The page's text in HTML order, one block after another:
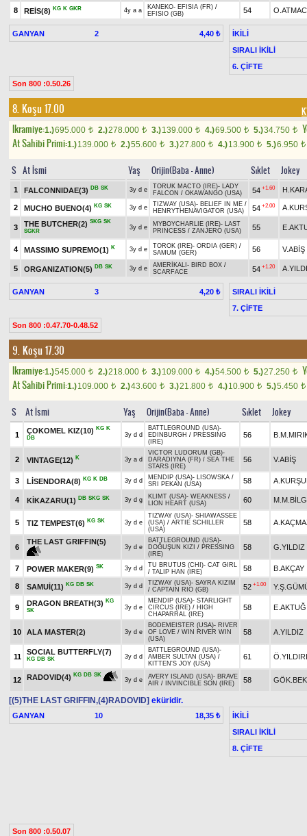
8 REİS(8) KG K GKR 4y a a KANEKO- EFISIA (FR) /
EFISIO (GB)
54
GANYAN 2 4,40 ₺
İKİLİ
SIRALI İKİLİ
6. ÇİFTE
Son 800 :0.50.26
8. Koşu 17.00
Ikramiye:1.)695.000 t 2.)278.000 t 3.)139.000 t 4.)69.500 t 5.)34.750 t
At Sahibi Primi:1.)139.000 t 2.)55.600 t 3.)27.800 t 4.)13.900 t 5.)6.950 t
S At İsmi Yaş Orijin(Baba - Anne) Sıklet Jokey
1 FALCONNIDAE(3) DB SK 3y d e TORUK MACTO (IRE)- LADY
FALCON / OKAWANGO (USA) 54 +1.60
2 MUCHO BUENO(4) KG SK 3y d e TIZWAY (USA)- BELIEF IN ME /
HENRYTHENAVIGATOR (USA)
54 +2.00
3 THE BUTCHER(2) SKG SK
SGKR
3y d e MYBOYCHARLIE (IRE)- LAST
PRINCESS / ZANJERO (USA) 55
4 MASSIMO SUPREMO(1) K 3y d e TOROK (IRE)- ORDIA (GER) /
SAMUM (GER)
56 V.ABİŞ
5 ORGANIZATION(5) DB SK 3y d e AMERİKALI - BIRD BOX /
SCARFACE
54 +1.20
GANYAN 3 4,20 ₺
SIRALI İKİLİ
7. ÇİFTE
Son 800 :0.47.70-0.48.52
9. Koşu 17.30
Ikramiye:1.)545.000 t 2.)218.000 t 3.)109.000 t 4.)54.500 t 5.)27.250 t
At Sahibi Primi:1.)109.000 t 2.)43.600 t 3.)21.800 t 4.)10.900 t 5.)5.450 t
S At İsmi Yaş Orijin(Baba - Anne) Sıklet Jokey
1
ÇOKOMEL KIZ(10) KG K
DB
3y d d
BATTLEGROUND (USA)-
EDINBURGH / PRESSING
(IRE)
56
2 VINTAGE(12) K 3y a d
VICTOR LUDORUM (GB)-
DARADIYNA (FR) / SEA THE
STARS (IRE)
56 V.ABİŞ
3 LİSENDORA(8) KG K DB 3y d d MENDIP (USA)- LISOWSKA /
SRI PEKAN (USA)
58
4 KİKAZARU(1) DB SKG SK 3y d g KLIMT (USA)- WEAKNESS /
LION HEART (USA)
60
5 TIZ TEMPEST(6) KG SK 3y d e
TIZWAY (USA)- SHIAWASSEE
(USA) / ARTIE SCHILLER
(USA)
58
6
THE LAST GRIFFIN(5)
3y d e
BATTLEGROUND (USA)-
DOĞUŞUN KIZI / PRESSING
(IRE)
58 G.YILDIZ
7 POWER MAKER(9) SK 3y d d TU BRUTUS (CHI)- CAT GIRL
/ TALIP HAN (IRE) 58 B.AKÇAY
8 SAMUİ(11) KG DB SK 3y d d TIZWAY (USA)- SAYRA KIZIM
/ CAPTAIN RIO (GB) 52 +1.00
9
DRAGON BREATH(3) KG
SK
3y d e
MENDIP (USA)- STARLIGHT
CIRCUS (IRE) / HIGH
CHAPARRAL (IRE)
58 E.AKTUĞ
10 ALA MASTER(2) 3y d e
BODEMEISTER (USA)- RIVER
OF LOVE / WIN RIVER WIN
(USA)
58 A.YILDIZ
11
SOCIAL BUTTERFLY(7)
KG DB SK 3y d d
BATTLEGROUND (USA)-
AMBER SULTAN (USA) /
KITTEN'S JOY (USA)
61
12 RADOVID(4) KG DB SK
3y d e AVERY ISLAND (USA)- BRAVE
AIR / INVINCIBLE SON (IRE) 58
[(5)THE LAST GRIFFIN,(4)RADOVID] eküridir.
GANYAN 10 18,35 ₺
İKİLİ
SIRALI İKİLİ
8. ÇİFTE
Son 800 :0.50.07